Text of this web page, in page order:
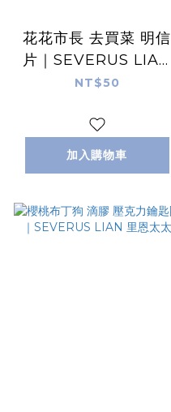
花花市長 去買菜 明信
片｜SEVERUS LIAN
里恩太太
NT$50
加入購物車